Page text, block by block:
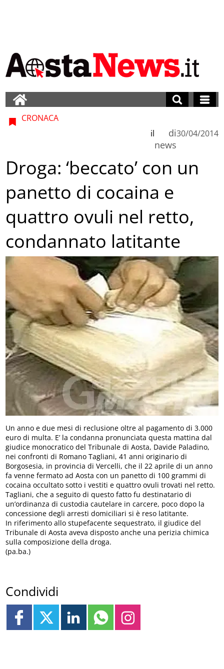
CRONACA
di
news
il 30/04/2014
Droga: ‘beccato’ con un
panetto di cocaina e
quattro ovuli nel retto,
condannato latitante
Un anno e due mesi di reclusione oltre al pagamento di 3.000
euro di multa. E’ la condanna pronunciata questa mattina dal
giudice monocratico del Tribunale di Aosta, Davide Paladino,
nei confronti di Romano Tagliani, 41 anni originario di
Borgosesia, in provincia di Vercelli, che il 22 aprile di un anno
fa venne fermato ad Aosta con un panetto di 100 grammi di
cocaina occultato sotto i vestiti e quattro ovuli trovati nel retto.
Tagliani, che a seguito di questo fatto fu destinatario di
un’ordinanza di custodia cautelare in carcere, poco dopo la
concessione degli arresti domiciliari si è reso latitante.
In riferimento allo stupefacente sequestrato, il giudice del
Tribunale di Aosta aveva disposto anche una perizia chimica
sulla composizione della droga.
(pa.ba.)
Condividi